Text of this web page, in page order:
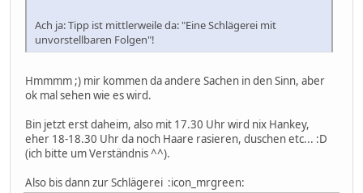
Ach ja: Tipp ist mittlerweile da: "Eine Schlägerei mit
unvorstellbaren Folgen"!
Hmmmm ;) mir kommen da andere Sachen in den Sinn, aber
ok mal sehen wie es wird.
Bin jetzt erst daheim, also mit 17.30 Uhr wird nix Hankey,
eher 18-18.30 Uhr da noch Haare rasieren, duschen etc... :D
(ich bitte um Verständnis ^^).
Also bis dann zur Schlägerei :icon_mrgreen: